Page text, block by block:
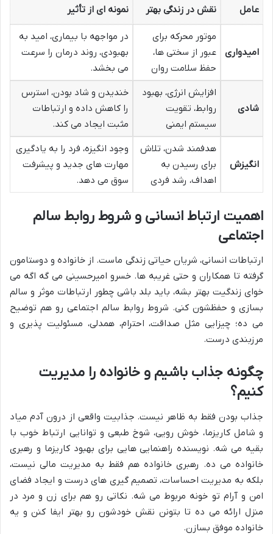
عامل نقش در زندگی بهتر نمونه ای از تأثیر
امیدواری
موتور محرکه برای
عبور از سختی ها،
حفظ سلامت روان
در مواجهه با بیماری، امید به
بهبودی، روند درمان را سرعت
می بخشد.
شادی
افزایش انرژی، بهبود
روابط، تقویت
سیستم ایمنی
خندیدن و شاد بودن، استرس
را کاهش داده و ارتباطات
مثبت ایجاد می کند.
انگیزش
هدفمند شدن، تلاش
برای رسیدن به
اهداف، رشد فردی
وجود انگیزه، فرد را به یادگیری
مهارت های جدید و پیشرفت
سوق می دهد.
اهمیت ارتباط انسانی و شروط روابط سالم
اجتماعی
ارتباطات انسانی، شریان حیاتی زندگی ماست. از خانواده و دوستامون
گرفته تا همکاران و حتی غریبه ها. خسرو امیرحسینی می گه اگه می
خوای زندگیت بهتر بشه، باید بلد باشی چطور ارتباطات موثر و سالم
بسازی و حفظشون کنی. شروط روابط سالم اجتماعی رو هم توضیح
می ده؛ چیزایی مثل صداقت، احترام، همدلی، مسئولیت پذیری و
مرزبندی درست.
چگونه جذاب باشیم و خانواده را مدیریت
کنیم؟
جذاب بودن فقط به ظاهر نیست. جذابیت واقعی از درون آدم میاد
و شامل کاریزما، خوش رویی، شوخ طبعی و توانایی ارتباط خوب با
بقیه می شه. نویسنده راهنمایی هایی برای بهبود کاریزما و رهبری
خانواده می ده. رهبری خانواده هم فقط به مدیریت مالی نیست،
بلکه به مدیریت احساسات، تصمیم گیری های درست و ایجاد فضای
امن و آرام تو خونه مربوط می شه. نکاتی رو هم برای زن و مرد در
منزل ارائه می ده تا بتونن نقش خودشون رو بهتر ایفا کنن و یه
خانواده موفق بسازن.